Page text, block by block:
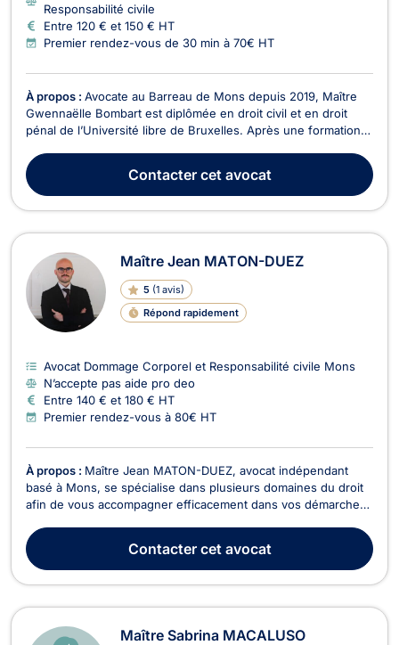
Responsabilité civile
Entre 120 € et 150 € HT
Premier rendez-vous de 30 min à 70€ HT
À propos : Avocate au Barreau de Mons depuis 2019, Maître
Gwennaëlle Bombart est diplômée en droit civil et en droit
pénal de l’Université libre de Bruxelles. Après une formation
de fonder son propre cabinet à Mons. Avocate en droit pénal
à Mons Maître Gwennaëlle Bombar...
Contactercet avocat
Maître Jean MATON-DUEZ
5 (1 avis)
Répond rapidement
Avocat Dommage Corporel et Responsabilité civile Mons
N’accepte pas aide pro deo
Entre 140 € et 180 € HT
Premier rendez-vous à 80€ HT
À propos : Maître Jean MATON-DUEZ, avocat indépendant
basé à Mons, se spécialise dans plusieurs domaines du droit
afin de vous accompagner efficacement dans vos démarches
contrats et de la responsabilité civile, en droit des affaires, en
droit économique et en droit des...
Contactercet avocat
Maître Sabrina MACALUSO